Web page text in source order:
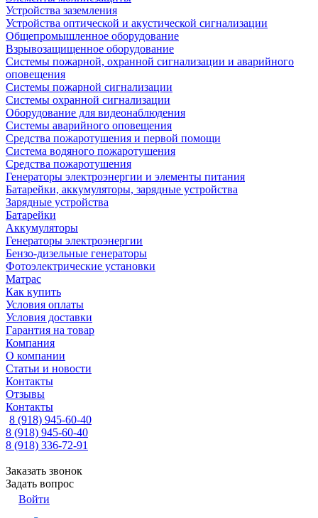
Устройства заземления
Устройства оптической и акустической сигнализации
Общепромышленное оборудование
Взрывозащищенное оборудование
Системы пожарной, охранной сигнализации и аварийного
оповещения
Системы пожарной сигнализации
Системы охранной сигнализации
Оборудование для видеонаблюдения
Системы аварийного оповещения
Средства пожаротушения и первой помощи
Система водяного пожаротушения
Средства пожаротушения
Генераторы электроэнергии и элементы питания
Батарейки, аккумуляторы, зарядные устройства
Зарядные устройства
Батарейки
Аккумуляторы
Генераторы электроэнергии
Бензо-дизельные генераторы
Фотоэлектрические установки
Матрас
Как купить
Условия оплаты
Условия доставки
Гарантия на товар
Компания
О компании
Статьи и новости
Контакты
Отзывы
Контакты
8 (918) 945-60-40
8 (918) 945-60-40
8 (918) 336-72-91
Заказать звонок
Задать вопрос
Войти